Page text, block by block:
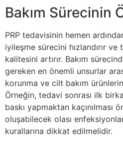
Bakım Sürecinin
PRP tedavisinin hemen
iyileşme sürecini hızlandırır ve
kalitesini artırır. Bakım
gereken en önemli unsurlar
korunma ve cilt bakım
Örneğin, tedavi sonrası ilk
baskı yapmaktan kaçınılması
oluşabilecek olası
kurallarına dikkat edilmelidir.